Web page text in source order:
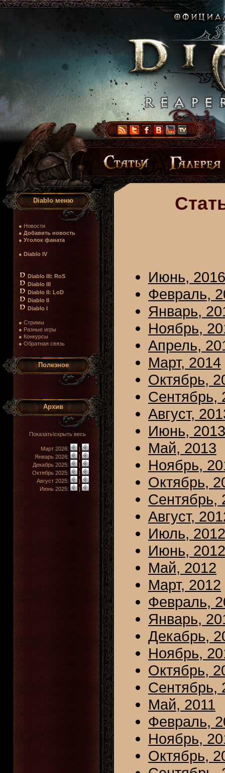
Diablo меню
● Новости
● Добавить новость
● Уголок фаната
● Diablo IV
Diablo III: RoS
Diablo III
Diablo II: LoD
Diablo II
Diablo I
● Стримы
● Разные игры
● Конкурсы
● Обратная связь
Полезное
Архив
Показать\скрыть весь
Март 2026:
|
Январь 2026:
|
Декабрь 2025:
|
Октябрь 2025:
|
Август 2025:
|
Июнь 2025:
|
Июнь, 2016
Февраль,
Январь,
Ноябрь,
Апрель,
Март, 2014
Октябрь,
Сентябрь,
Август,
Июнь, 2013
Май, 2013
Ноябрь,
Октябрь,
Сентябрь,
Август,
Июль, 2012
Июнь, 2012
Май, 2012
Март, 2012
Февраль,
Январь,
Декабрь,
Ноябрь,
Октябрь,
Сентябрь,
Май, 2011
Февраль,
Ноябрь,
Октябрь,